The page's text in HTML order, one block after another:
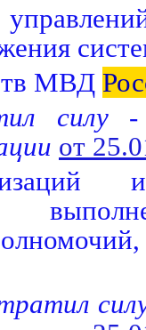
МВД
силу
от
и